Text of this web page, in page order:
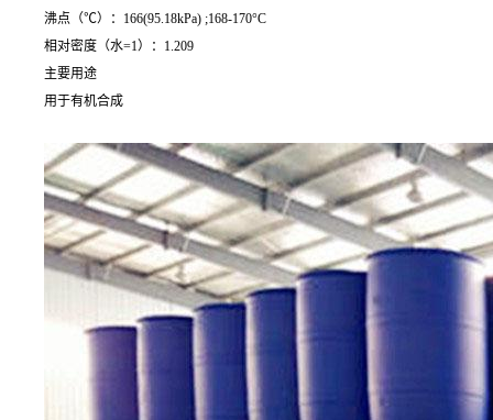
沸点（℃）：166(95.18kPa) ;168-170°C
相对密度（水=1）：1.209
主要用途
用于有机合成